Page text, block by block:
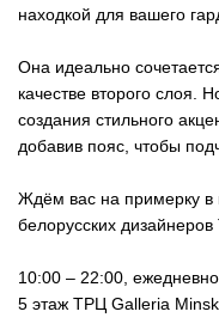
находкой для вашего
Она идеально
качестве второго слоя.
создания стильного
добавив пояс, чтобы
Ждём вас на примерку в
белорусских дизайнеров
10:00 – 22:00, ежедневно
5 этаж ТРЦ Galleria Minsk